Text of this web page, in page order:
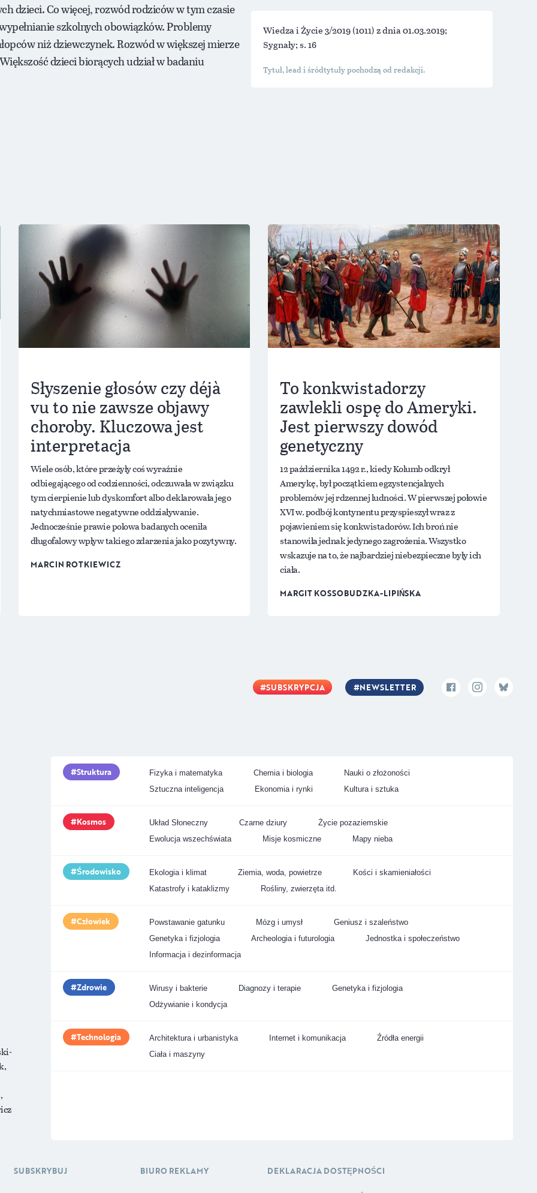
dzieci. Co więcej, rozwód rodziców w tym czasie
szkolnych obowiązków. Problemy
niż dziewczynek. Rozwód w większej mierze
dzieci biorących udział w badaniu
Wiedza i Życie 3/2019(1011) z dnia 01.03.2019;
Sygnały; s. 16
Słyszenie głosów czy déjà
vu to nie zawsze objawy
choroby. Kluczowa jest
interpretacja
Wiele osób, które przeżyły coś wyraźnie
odbiegającego od codzienności, odczuwała w związku
tym cierpienie lub dyskomfort albo deklarowała jego
natychmiastowe negatywne oddziaływanie.
Jednocześnie prawie polowa badanych oceniła
długofalowy wpływ takiego zdarzenia jako pozytywny.
MARCIN ROTKIEWICZ
To konkwistadorzy
zawlekli ospę do Ameryki.
Jest pierwszy dowód
genetyczny
12 października 1492 r., kiedy Kolumb odkrył
Amerykę, był początkiem egzystencjalnych
problemów jej rdzennej ludności. W pierwszej połowie
XVI w. podbój kontynentu przyspieszył wraz z
pojawieniem się konkwistadorów. Ich broń nie
stanowiła jednak jedynego zagrożenia. Wszystko
wskazuje na to, że najbardziej niebezpieczne były ich
ciała.
MARGIT KOSSOBUDZKA-LIPIŃSKA
SUBSKRYPCJA NEWSLETTER
Struktura Fizyka i matematyka Chemia i biologia
Nauki o złożoności
Sztuczna inteligencja
Ekonomia i rynki Kultura i sztuka
Kosmos Układ Słoneczny Czarne dziury
Życie pozaziemskie
Ewolucja wszechświata
Misje kosmiczne Mapy nieba
Środowisko Ekologia i klimat Ziemia, woda, powietrze
Kości i skamieniałości
Katastrofy i kataklizmy
Rośliny, zwierzęta itd.
Człowiek Powstawanie gatunku Mózg i umysł
Geniusz i szaleństwo
Genetyka i fizjologia
Archeologia i futurologia
Jednostka i społeczeństwo
Informacja i dezinformacja
Zdrowie Wirusy i bakterie Diagnozy i terapie
Genetyka i fizjologia
Odżywianie i kondycja
Technologia Architektura i urbanistyka Internet i komunikacja
Źródła energii
Ciała i maszyny
SUBSKRYBUJ BIURO REKLAMY DEKLARACJA DOSTĘPNOŚCI